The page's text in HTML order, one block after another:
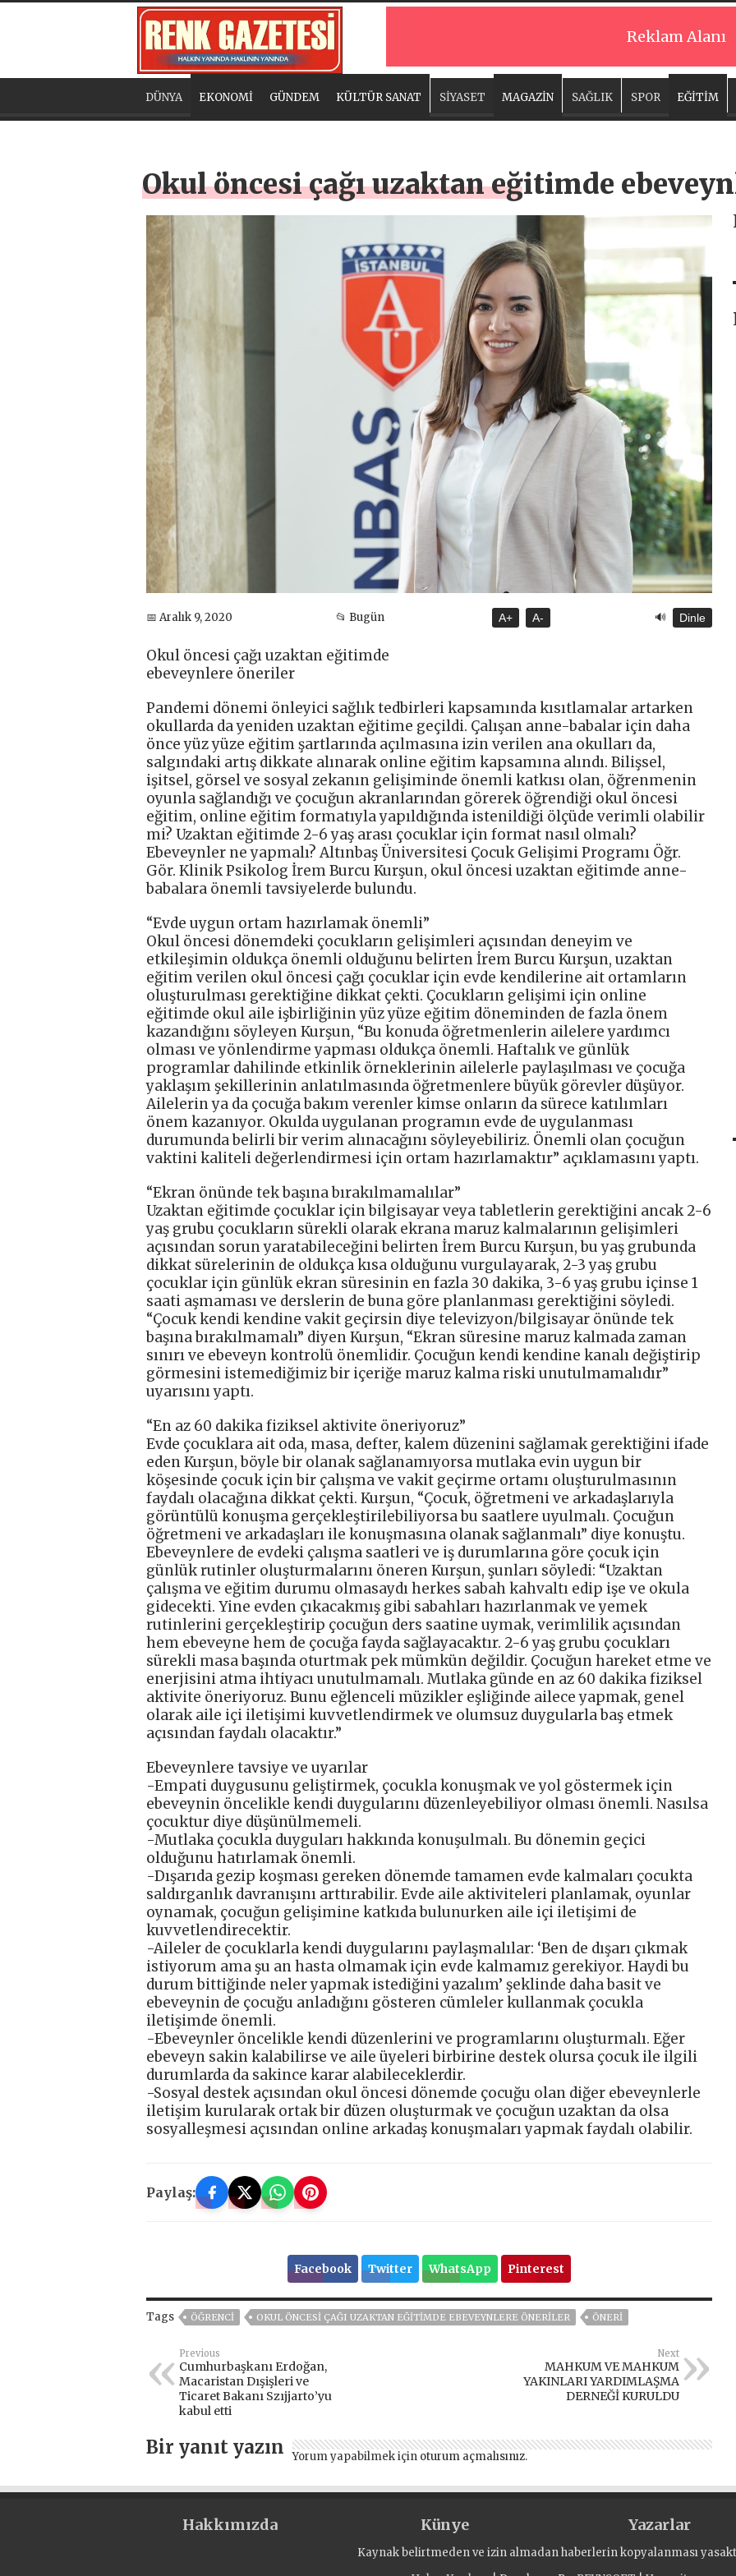
Reklam Alanı
DÜNYA EKONOMİ GÜNDEM KÜLTÜR SANAT SİYASET MAGAZİN SAĞLIK SPOR EĞİTİM
Okul öncesi çağı uzaktan eğitimde
📅 Aralık 9, 2020 📂 Bugün A+ A- 🔊 Dinle
Okul öncesi çağı uzaktan eğitimde
ebeveynlere öneriler
Pandemi dönemi önleyici sağlık tedbirleri kapsamında kısıtlamalar artarken
okullarda da yeniden uzaktan eğitime geçildi. Çalışan anne-babalar için daha
önce yüz yüze eğitim şartlarında açılmasına izin verilen ana okulları da,
salgındaki artış dikkate alınarak online eğitim kapsamına alındı. Bilişsel,
işitsel, görsel ve sosyal zekanın gelişiminde önemli katkısı olan, öğrenmenin
oyunla sağlandığı ve çocuğun akranlarından görerek öğrendiği okul öncesi
eğitim, online eğitim formatıyla yapıldığında istenildiği ölçüde verimli olabilir
mi? Uzaktan eğitimde 2-6 yaş arası çocuklar için format nasıl olmalı?
Ebeveynler ne yapmalı? Altınbaş Üniversitesi Çocuk Gelişimi Programı Öğr.
Gör. Klinik Psikolog İrem Burcu Kurşun, okul öncesi uzaktan eğitimde anne-
babalara önemli tavsiyelerde bulundu.
“Evde uygun ortam hazırlamak önemli”
Okul öncesi dönemdeki çocukların gelişimleri açısından deneyim ve
etkileşimin oldukça önemli olduğunu belirten İrem Burcu Kurşun, uzaktan
eğitim verilen okul öncesi çağı çocuklar için evde kendilerine ait ortamların
oluşturulması gerektiğine dikkat çekti. Çocukların gelişimi için online
eğitimde okul aile işbirliğinin yüz yüze eğitim döneminden de fazla önem
kazandığını söyleyen Kurşun, “Bu konuda öğretmenlerin ailelere yardımcı
olması ve yönlendirme yapması oldukça önemli. Haftalık ve günlük
programlar dahilinde etkinlik örneklerinin ailelerle paylaşılması ve çocuğa
yaklaşım şekillerinin anlatılmasında öğretmenlere büyük görevler düşüyor.
Ailelerin ya da çocuğa bakım verenler kimse onların da sürece katılımları
önem kazanıyor. Okulda uygulanan programın evde de uygulanması
durumunda belirli bir verim alınacağını söyleyebiliriz. Önemli olan çocuğun
vaktini kaliteli değerlendirmesi için ortam hazırlamaktır” açıklamasını yaptı.
“Ekran önünde tek başına bırakılmamalılar”
Uzaktan eğitimde çocuklar için bilgisayar veya tabletlerin gerektiğini ancak 2-6
yaş grubu çocukların sürekli olarak ekrana maruz kalmalarının gelişimleri
açısından sorun yaratabileceğini belirten İrem Burcu Kurşun, bu yaş grubunda
dikkat sürelerinin de oldukça kısa olduğunu vurgulayarak, 2-3 yaş grubu
çocuklar için günlük ekran süresinin en fazla 30 dakika, 3-6 yaş grubu içinse 1
saati aşmaması ve derslerin de buna göre planlanması gerektiğini söyledi.
“Çocuk kendi kendine vakit geçirsin diye televizyon/bilgisayar önünde tek
başına bırakılmamalı” diyen Kurşun, “Ekran süresine maruz kalmada zaman
sınırı ve ebeveyn kontrolü önemlidir. Çocuğun kendi kendine kanalı değiştirip
görmesini istemediğimiz bir içeriğe maruz kalma riski unutulmamalıdır”
uyarısını yaptı.
“En az 60 dakika fiziksel aktivite öneriyoruz”
Evde çocuklara ait oda, masa, defter, kalem düzenini sağlamak gerektiğini ifade
eden Kurşun, böyle bir olanak sağlanamıyorsa mutlaka evin uygun bir
köşesinde çocuk için bir çalışma ve vakit geçirme ortamı oluşturulmasının
faydalı olacağına dikkat çekti. Kurşun, “Çocuk, öğretmeni ve arkadaşlarıyla
görüntülü konuşma gerçekleştirilebiliyorsa bu saatlere uyulmalı. Çocuğun
öğretmeni ve arkadaşları ile konuşmasına olanak sağlanmalı” diye konuştu.
Ebeveynlere de evdeki çalışma saatleri ve iş durumlarına göre çocuk için
günlük rutinler oluşturmalarını öneren Kurşun, şunları söyledi: “Uzaktan
çalışma ve eğitim durumu olmasaydı herkes sabah kahvaltı edip işe ve okula
gidecekti. Yine evden çıkacakmış gibi sabahları hazırlanmak ve yemek
rutinlerini gerçekleştirip çocuğun ders saatine uymak, verimlilik açısından
hem ebeveyne hem de çocuğa fayda sağlayacaktır. 2-6 yaş grubu çocukları
sürekli masa başında oturtmak pek mümkün değildir. Çocuğun hareket etme ve
enerjisini atma ihtiyacı unutulmamalı. Mutlaka günde en az 60 dakika fiziksel
aktivite öneriyoruz. Bunu eğlenceli müzikler eşliğinde ailece yapmak, genel
olarak aile içi iletişimi kuvvetlendirmek ve olumsuz duygularla baş etmek
açısından faydalı olacaktır.”
Ebeveynlere tavsiye ve uyarılar
-Empati duygusunu geliştirmek, çocukla konuşmak ve yol göstermek için
ebeveynin öncelikle kendi duygularını düzenleyebiliyor olması önemli. Nasılsa
çocuktur diye düşünülmemeli.
-Mutlaka çocukla duyguları hakkında konuşulmalı. Bu dönemin geçici
olduğunu hatırlamak önemli.
-Dışarıda gezip koşması gereken dönemde tamamen evde kalmaları çocukta
saldırganlık davranışını arttırabilir. Evde aile aktiviteleri planlamak, oyunlar
oynamak, çocuğun gelişimine katkıda bulunurken aile içi iletişimi de
kuvvetlendirecektir.
-Aileler de çocuklarla kendi duygularını paylaşmalılar: ‘Ben de dışarı çıkmak
istiyorum ama şu an hasta olmamak için evde kalmamız gerekiyor. Haydi bu
durum bittiğinde neler yapmak istediğini yazalım’ şeklinde daha basit ve
ebeveynin de çocuğu anladığını gösteren cümleler kullanmak çocukla
iletişimde önemli.
-Ebeveynler öncelikle kendi düzenlerini ve programlarını oluşturmalı. Eğer
ebeveyn sakin kalabilirse ve aile üyeleri birbirine destek olursa çocuk ile ilgili
durumlarda da sakince karar alabileceklerdir.
-Sosyal destek açısından okul öncesi dönemde çocuğu olan diğer ebeveynlerle
iletişim kurularak ortak bir düzen oluşturmak ve çocuğun uzaktan da olsa
sosyalleşmesi açısından online arkadaş konuşmaları yapmak faydalı olabilir.
Paylaş:
Facebook Twitter WhatsApp Pinterest
Tags ÖĞRENCI OKUL ÖNCESI ÇAĞI UZAKTAN EĞITIMDE EBEVEYNLERE ÖNERILER ÖNERI
Previous
Cumhurbaşkanı Erdoğan,
Macaristan Dışişleri ve
Ticaret Bakanı Szıjjarto’yu
kabul etti
Next
MAHKUM VE MAHKUM
YAKINLARI YARDIMLAŞMA
DERNEĞİ KURULDU
Bir yanıt yazın Yorum yapabilmek için oturum açmalısınız.
Hakkımızda Künye Yazarlar
Kaynak belirtmeden ve izin almadan haberlerin kopyalanması